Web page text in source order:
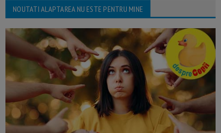
NOUTATI ALAPTAREA NU ESTE PENTRU MINE